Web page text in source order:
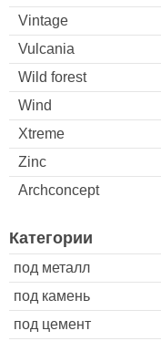
Vintage
Vulcania
Wild forest
Wind
Xtreme
Zinc
Archconcept
Категории
под металл
под камень
под цемент